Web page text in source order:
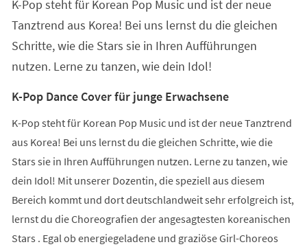
K-Pop steht für Korean Pop Music und ist der neue
Tanztrend aus Korea! Bei uns lernst du die gleichen
Schritte, wie die Stars sie in Ihren Aufführungen
nutzen. Lerne zu tanzen, wie dein Idol!
K-Pop Dance Cover für junge Erwachsene
K-Pop steht für Korean Pop Music und ist der neue Tanztrend
aus Korea! Bei uns lernst du die gleichen Schritte, wie die
Stars sie in Ihren Aufführungen nutzen. Lerne zu tanzen, wie
dein Idol! Mit unserer Dozentin, die speziell aus diesem
Bereich kommt und dort deutschlandweit sehr erfolgreich ist,
lernst du die Choreografien der angesagtesten koreanischen
Stars . Egal ob energiegeladene und graziöse Girl-Choreos